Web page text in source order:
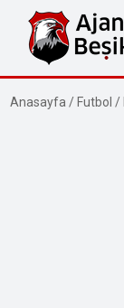
Anasayfa / Futbol /